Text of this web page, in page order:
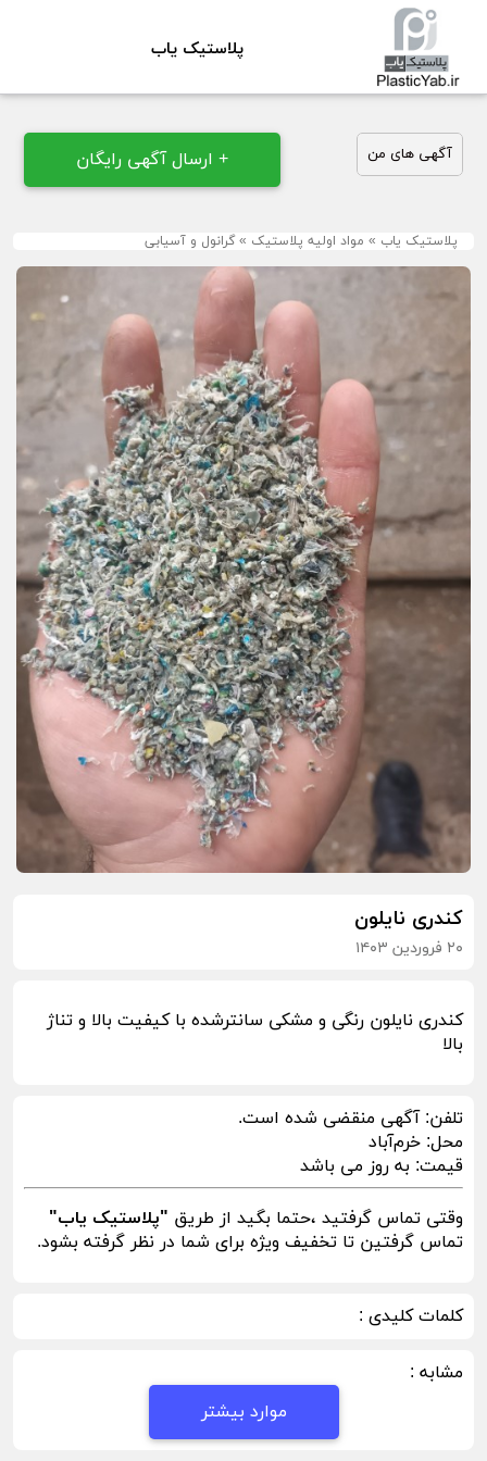
پلاستیک یاب
آگهی های من + ارسال آگهی رایگان
پلاستیک یاب » مواد اولیه پلاستیک » گرانول و آسیابی
کندری نایلون
۲۰ فروردین ۱۴۰۳
کندری نایلون رنگی و مشکی سانترشده با کیفیت بالا و تناژ
بالا
تلفن:آگهی منقضی شده است.
محل: خرم‌آباد
قیمت: به روز می باشد
وقتی تماس گرفتید ،حتما بگید از طریق "پلاستیک یاب"
تماس گرفتین تا تخفیف ویژه برای شما در نظر گرفته بشود.
کلمات کلیدی :
مشابه :
موارد بیشتر